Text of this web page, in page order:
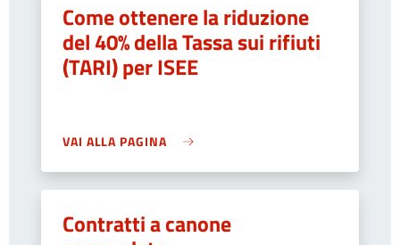
Come ottenere la riduzione
del 40% della Tassa sui rifiuti
(TARI) per ISEE
VAI ALLA PAGINA
Contratti a canone